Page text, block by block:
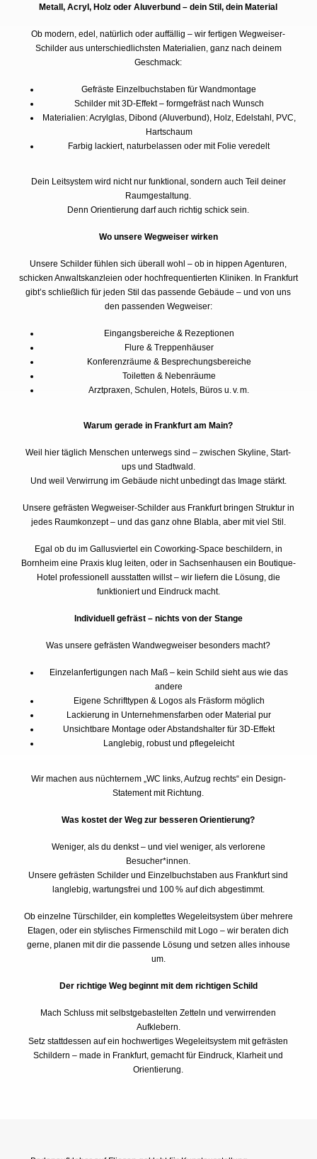
Metall, Acryl, Holz oder Aluverbund – dein Stil, dein Material
Ob modern, edel, natürlich oder auffällig – wir fertigen Wegweiser-
Schilder aus unterschiedlichsten Materialien, ganz nach deinem
Geschmack:
Gefräste Einzelbuchstaben für Wandmontage
Schilder mit 3D-Effekt – formgefräst nach Wunsch
Materialien: Acrylglas, Dibond (Aluverbund), Holz, Edelstahl, PVC,
Hartschaum
Farbig lackiert, naturbelassen oder mit Folie veredelt
Dein Leitsystem wird nicht nur funktional, sondern auch Teil deiner
Raumgestaltung.
Denn Orientierung darf auch richtig schick sein.
Wo unsere Wegweiser wirken
Unsere Schilder fühlen sich überall wohl – ob in hippen Agenturen,
schicken Anwaltskanzleien oder hochfrequentierten Kliniken. In Frankfurt
gibt’s schließlich für jeden Stil das passende Gebäude – und von uns
den passenden Wegweiser:
Eingangsbereiche & Rezeptionen
Flure & Treppenhäuser
Konferenzräume & Besprechungsbereiche
Toiletten & Nebenräume
Arztpraxen, Schulen, Hotels, Büros u. v. m.
Warum gerade in Frankfurt am Main?
Weil hier täglich Menschen unterwegs sind – zwischen Skyline, Start-
ups und Stadtwald.
Und weil Verwirrung im Gebäude nicht unbedingt das Image stärkt.
Unsere gefrästen Wegweiser-Schilder aus Frankfurt bringen Struktur in
jedes Raumkonzept – und das ganz ohne Blabla, aber mit viel Stil.
Egal ob du im Gallusviertel ein Coworking-Space beschildern, in
Bornheim eine Praxis klug leiten, oder in Sachsenhausen ein Boutique-
Hotel professionell ausstatten willst – wir liefern die Lösung, die
funktioniert und Eindruck macht.
Individuell gefräst – nichts von der Stange
Was unsere gefrästen Wandwegweiser besonders macht?
Einzelanfertigungen nach Maß – kein Schild sieht aus wie das
andere
Eigene Schrifttypen & Logos als Fräsform möglich
Lackierung in Unternehmensfarben oder Material pur
Unsichtbare Montage oder Abstandshalter für 3D-Effekt
Langlebig, robust und pflegeleicht
Wir machen aus nüchternem „WC links, Aufzug rechts“ ein Design-
Statement mit Richtung.
Was kostet der Weg zur besseren Orientierung?
Weniger, als du denkst – und viel weniger, als verlorene
Besucher*innen.
Unsere gefrästen Schilder und Einzelbuchstaben aus Frankfurt sind
langlebig, wartungsfrei und 100 % auf dich abgestimmt.
Ob einzelne Türschilder, ein komplettes Wegeleitsystem über mehrere
Etagen, oder ein stylisches Firmenschild mit Logo – wir beraten dich
gerne, planen mit dir die passende Lösung und setzen alles inhouse
um.
Der richtige Weg beginnt mit dem richtigen Schild
Mach Schluss mit selbstgebastelten Zetteln und verwirrenden
Aufklebern.
Setz stattdessen auf ein hochwertiges Wegeleitsystem mit gefrästen
Schildern – made in Frankfurt, gemacht für Eindruck, Klarheit und
Orientierung.